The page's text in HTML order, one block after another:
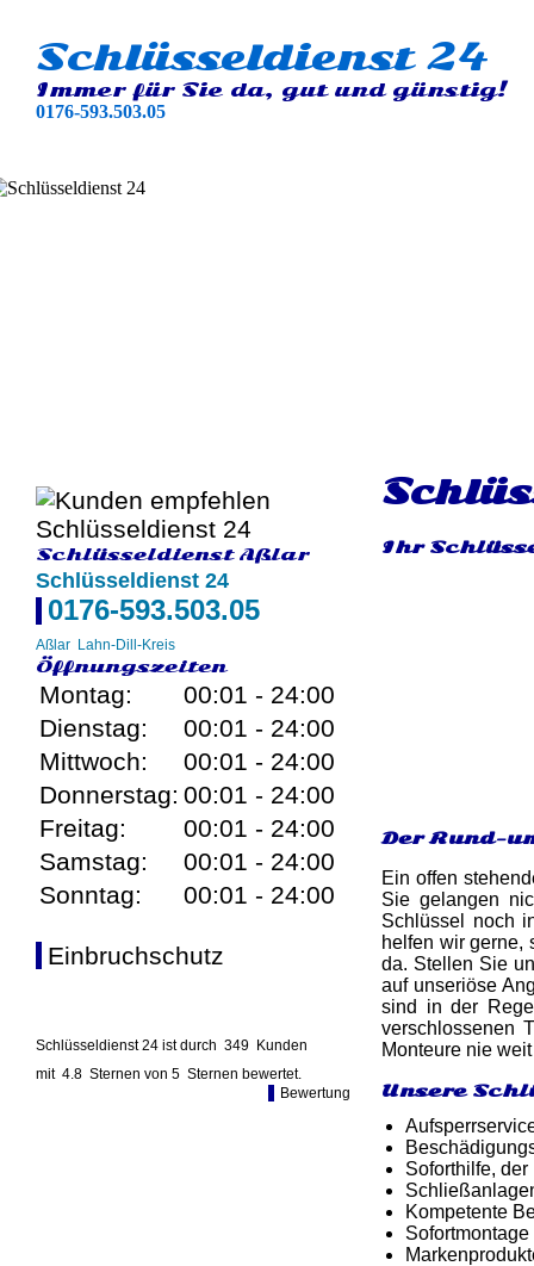
Schlüsseldienst 24
Immer für Sie da, gut und günstig!
0176-593.503.05
Schlüsseldienst Aßlar
Schlüsseldienst 24
0176-593.503.05
Aßlar Lahn-Dill-Kreis
Öffnungszeiten
Montag:
00:01 - 24:00
Dienstag:
00:01 - 24:00
Mittwoch:
00:01 - 24:00
Donnerstag: 00:01 - 24:00
Freitag:
00:01 - 24:00
Samstag:
00:01 - 24:00
Sonntag:
00:01 - 24:00
Einbruchschutz
Schlüsseldienst 24 ist durch 349 Kunden
mit 4.8 Sternen von 5 Sternen bewertet.
Bewertung
Ihr
Der Rund-
Ein offen
Sie gelangen
Schlüssel noch
helfen wir gerne,
da. Stellen Sie
auf unseriöse
sind in der
verschlossenen
Monteure nie
Unsere
Soforthilfe,
Kompetente